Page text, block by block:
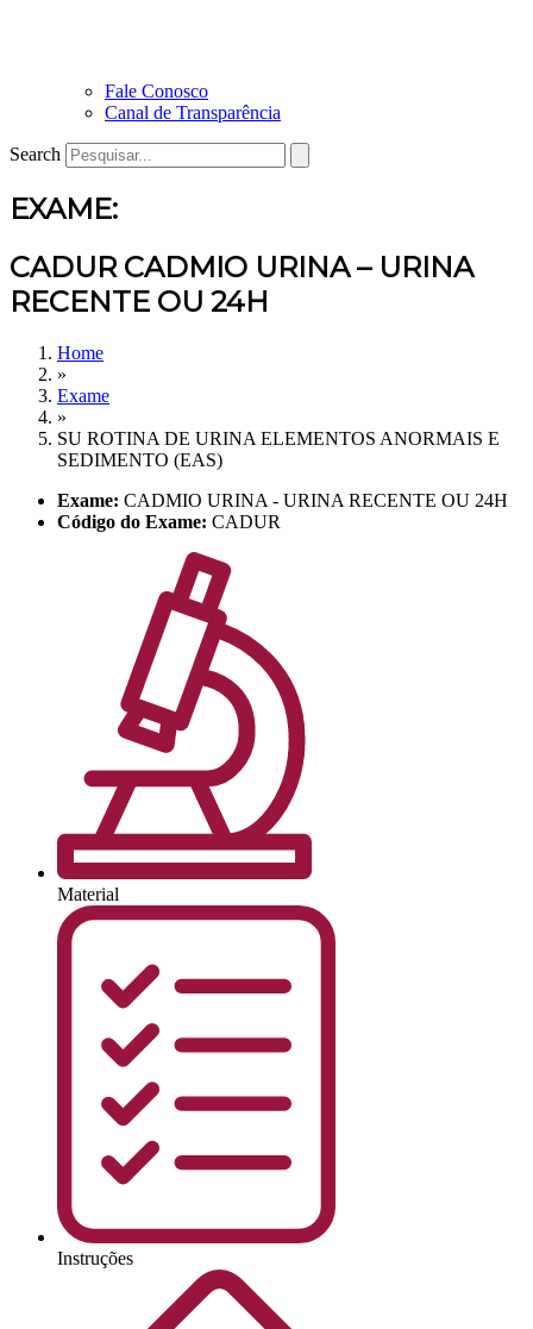
Fale Conosco
Canal de Transparência
Search
EXAME:
CADUR CADMIO URINA – URINA
RECENTE OU 24H
Home
»
Exame
»
SU ROTINA DE URINA ELEMENTOS ANORMAIS E
SEDIMENTO (EAS)
Exame: CADMIO URINA - URINA RECENTE OU 24H
Código do Exame: CADUR
Material
Instruções